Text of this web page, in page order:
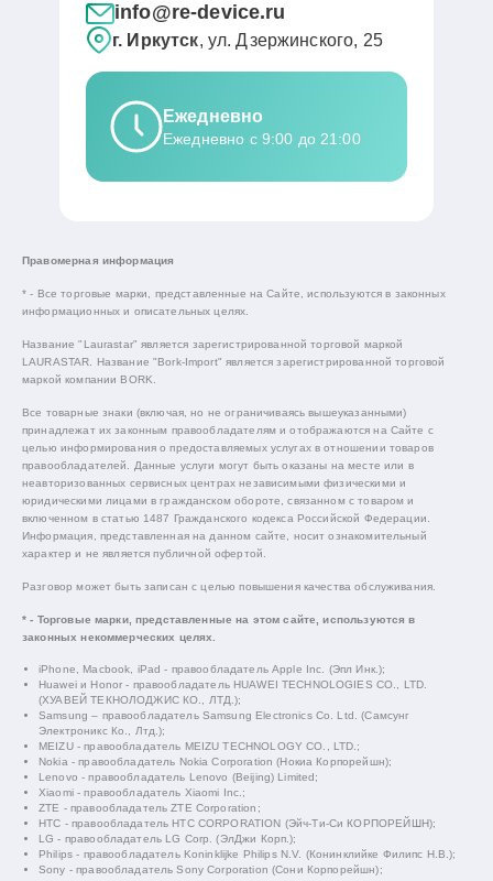
info@re-device.ru
г. Иркутск, ул. Дзержинского, 25
Ежедневно
Ежедневно с 9:00 до 21:00
Правомерная информация
* - Все торговые марки, представленные на Сайте, используются в законных
информационных и описательных целях.
Название "Laurastar" является зарегистрированной торговой маркой
LAURASTAR. Название "Bork-Import" является зарегистрированной торговой
маркой компании BORK.
Все товарные знаки (включая, но не ограничиваясь вышеуказанными)
принадлежат их законным правообладателям и отображаются на Сайте с
целью информирования о предоставляемых услугах в отношении товаров
правообладателей. Данные услуги могут быть оказаны на месте или в
неавторизованных сервисных центрах независимыми физическими и
юридическими лицами в гражданском обороте, связанном с товаром и
включенном в статью 1487 Гражданского кодекса Российской Федерации.
Информация, представленная на данном сайте, носит ознакомительный
характер и не является публичной офертой.
Разговор может быть записан с целью повышения качества обслуживания.
* - Торговые марки, представленные на этом сайте, используются в
законных некоммерческих целях.
iPhone, Macbook, iPad - правообладатель Apple Inc. (Эпл Инк.);
Huawei и Honor - правообладатель HUAWEI TECHNOLOGIES CO., LTD.
(ХУАВЕЙ ТЕКНОЛОДЖИС КО., ЛТД.);
Samsung – правообладатель Samsung Electronics Co. Ltd. (Самсунг
Электроникс Ко., Лтд.);
MEIZU - правообладатель MEIZU TECHNOLOGY CO., LTD.;
Nokia - правообладатель Nokia Corporation (Нокиа Корпорейшн);
Lenovo - правообладатель Lenovo (Beijing) Limited;
Xiaomi - правообладатель Xiaomi Inc.;
ZTE - правообладатель ZTE Corporation;
HTC - правообладатель HTC CORPORATION (Эйч-Ти-Си КОРПОРЕЙШН);
LG - правообладатель LG Corp. (ЭлДжи Корп.);
Philips - правообладатель Koninklijke Philips N.V. (Конинклийке Филипс Н.В.);
Sony - правообладатель Sony Corporation (Сони Корпорейшн);